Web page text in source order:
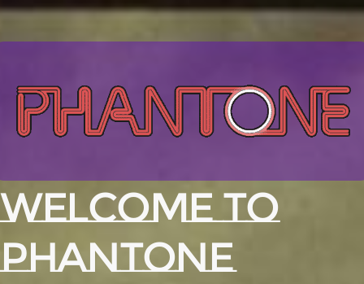
WELCOME TO
PHANTONE